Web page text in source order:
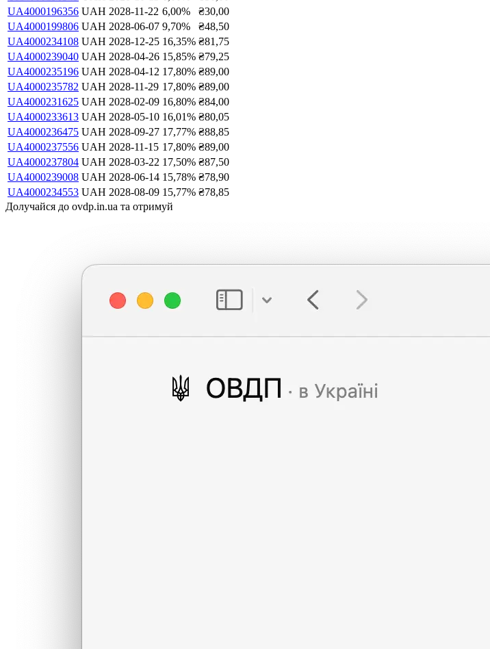
UA4000196356 UAH 2028-11-22 6,00% ₴30,00
UA4000199806 UAH 2028-06-07 9,70% ₴48,50
UA4000234108 UAH 2028-12-25 16,35% ₴81,75
UA4000239040 UAH 2028-04-26 15,85% ₴79,25
UA4000235196 UAH 2028-04-12 17,80% ₴89,00
UA4000235782 UAH 2028-11-29 17,80% ₴89,00
UA4000231625 UAH 2028-02-09 16,80% ₴84,00
UA4000233613 UAH 2028-05-10 16,01% ₴80,05
UA4000236475 UAH 2028-09-27 17,77% ₴88,85
UA4000237556 UAH 2028-11-15 17,80% ₴89,00
UA4000237804 UAH 2028-03-22 17,50% ₴87,50
UA4000239008 UAH 2028-06-14 15,78% ₴78,90
UA4000234553 UAH 2028-08-09 15,77% ₴78,85
Долучайся до ovdp.in.ua та отримуй